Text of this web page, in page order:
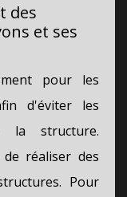
des
et ses
pour les
d'éviter les
la structure.
réaliser des
Pour